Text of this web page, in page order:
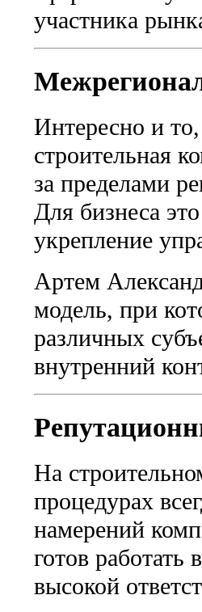
участника
Интересно и
строительная
за пределами
Для бизнеса
укрепление
Артем
модель, при
различных
внутренний
На
процедурах
намерений
готов работать
высокой